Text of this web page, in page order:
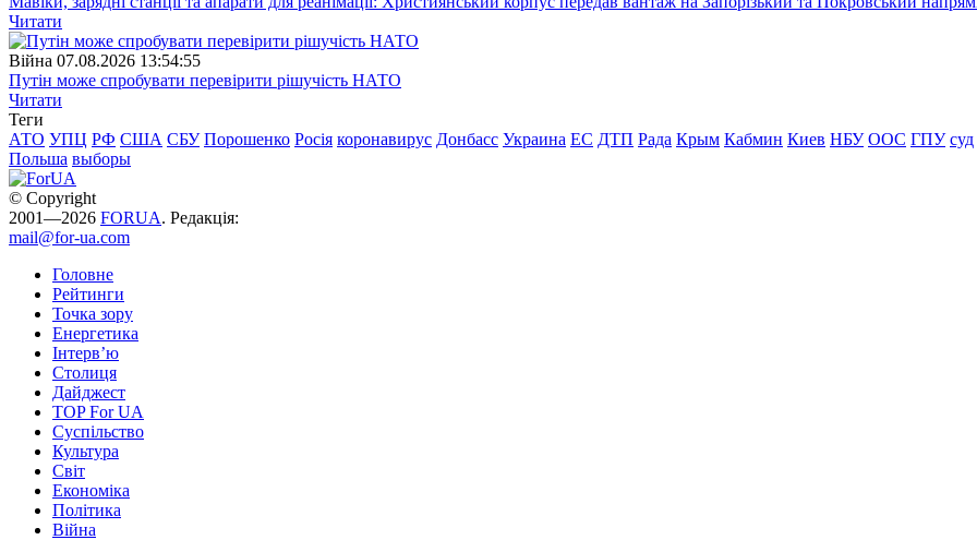
Читати
Війна 07.08.2026 13:54:55
Путін може спробувати перевірити рішучість НАТО
Читати
Теги
АТО УПЦ РФ США СБУ Порошенко Росія коронавирус Донбасс Украина ЕС ДТП Рада Крым Кабмин Киев НБУ ООС ГПУ суд
Польша выборы
© Copyright
2001—2026 FORUA. Редакція:
mail@for-ua.com
Головне
Рейтинги
Точка зору
Енергетика
Інтерв’ю
Столиця
Дайджест
TOP For UA
Суспiльство
Культура
Світ
Економіка
Політика
Війна